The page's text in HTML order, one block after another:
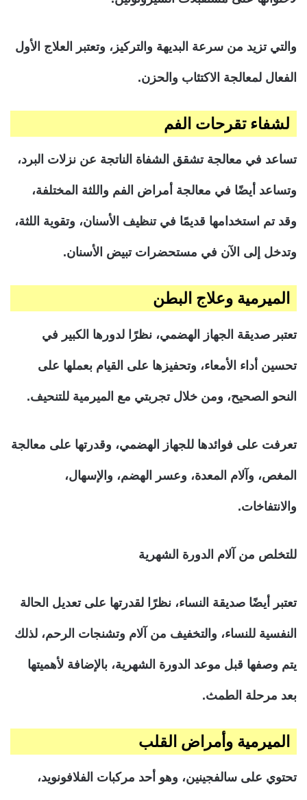
والتي تزيد من سرعة البديهة والتركيز، وتعتبر العلاج الأول
الفعال لمعالجة الاكتئاب والحزن.
لشفاء تقرحات الفم
تساعد في معالجة تشقق الشفاة الناتجة عن نزلات البرد،
وتساعد أيضًا في معالجة أمراض الفم واللثة المختلفة،
وقد تم استخدامها قديمًا في تنظيف الأسنان، وتقوية اللثة،
وتدخل إلى الآن في مستحضرات تبيض الأسنان.
الميرمية وعلاج البطن
تعتبر صديقة الجهاز الهضمي، نظرًا لدورها الكبير في
تحسين أداء الأمعاء، وتحفيزها على القيام بعملها على
النحو الصحيح، ومن خلال تجربتي مع الميرمية للتنحيف.
تعرفت على فوائدها للجهاز الهضمي، وقدرتها على معالجة
المغص، وآلام المعدة، وعسر الهضم، والإسهال،
والانتفاخات.
للتخلص من آلام الدورة الشهرية
تعتبر أيضًا صديقة النساء، نظرًا لقدرتها على تعديل الحالة
النفسية للنساء، والتخفيف من آلام وتشنجات الرحم، لذلك
يتم وصفها قبل موعد الدورة الشهرية، بالإضافة لأهميتها
بعد مرحلة الطمث.
الميرمية وأمراض القلب
تحتوي على سالفجينين، وهو أحد مركبات الفلافونويد،